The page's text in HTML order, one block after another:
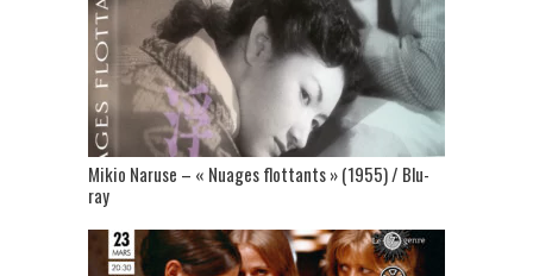
Mikio Naruse – « Nuages flottants » (1955) / Blu-
ray